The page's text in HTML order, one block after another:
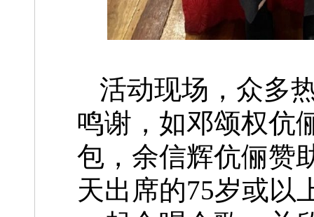
活动现场，众多
鸣谢，如邓颂权伉
包，余信辉伉俪赞
天出席的75岁或以